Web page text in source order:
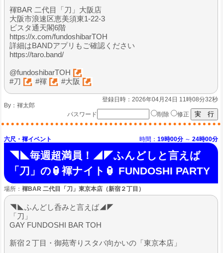
褌BAR 二代目「刀」大阪店
大阪市浪速区恵美須東1-22-3
ビスタ通天閣6階
https://x.com/fundoshibarTOH
詳細はBANDアプリもご確認ください
https://taro.band/
@fundoshibarTOH
#刀
#褌 #大阪
登録日時：2026年04月24日 11時08分32秒
By： 褌太郎
パスワード
削除 修正
六尺・褌イベント 時間： 19時00分 ～ 24時00分
◥◣毎週超満員！◢◤ふんどしと言えば
「刀」の🏮褌ナイト🏮 FUNDOSHI PARTY
場所： 褌BAR 二代目「刀」東京本店（新宿２丁目）
◥◣ふんどし呑みと言えば◢◤
「刀」
GAY FUNDOSHI BAR TOH
新宿２丁目・御苑寄りスタバ向かいの「東京本店」